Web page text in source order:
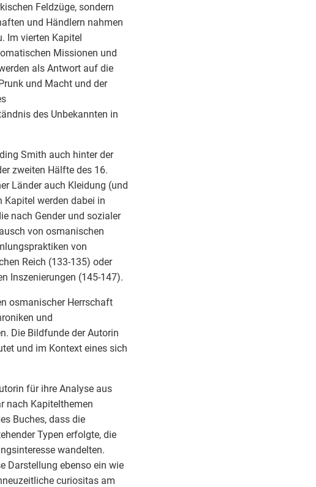
Feldzüge, sondern
und Händlern nahmen
Im vierten Kapitel
Missionen und
als Antwort auf die
und Macht und der
des Unbekannten in
Smith auch hinter der
zweiten Hälfte des 16.
Länder auch Kleidung (und
werden dabei in
nach Gender und sozialer
von osmanischen
von
Reich (133-135) oder
Inszenierungen (145-147).
osmanischer Herrschaft
und
Die Bildfunde der Autorin
und im Kontext eines sich
für ihre Analyse aus
nach Kapitelthemen
Buches, dass die
Typen erfolgte, die
wandelten.
Darstellung ebenso ein wie
curiositas am